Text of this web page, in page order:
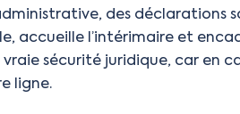
des déclarations
accueille l’intérimaire et
sécurité juridique, car en
ligne.